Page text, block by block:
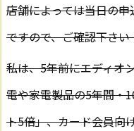
店舗によっては当日の
ですので、ご確認下さい
私は、5年前にエディオ
電や家電製品の5年間・
ト5倍」、カード会員向